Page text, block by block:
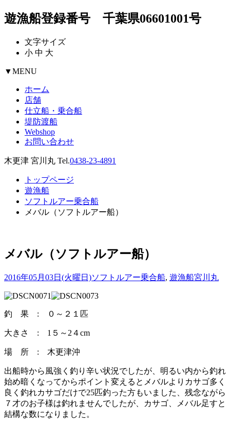
遊漁船登録番号 千葉県06601001号
文字サイズ
小 中 大
▼MENU
ホーム
店舗
仕立船・乗合船
堤防渡船
Webshop
お問い合わせ
木更津 宮川丸 Tel.0438-23-4891
トップページ
遊漁船
ソフトルアー乗合船
メバル（ソフトルアー船）
メバル（ソフトルアー船）
2016年05月03日(火曜日)ソフトルアー乗合船, 遊漁船宮川丸
釣 果 : ０～２１匹
大きさ : 1５～2４cm
場 所 : 木更津沖
出船時から風強く釣り辛い状況でしたが、明るい内から釣れ
始め暗くなってからポイント変えるとメバルよりカサゴ多く
良く釣れカサゴだけで25匹釣った方もいました、残念ながら
７才のお子様は釣れませんでしたが、カサゴ、メバル足すと
結構な数になりました。